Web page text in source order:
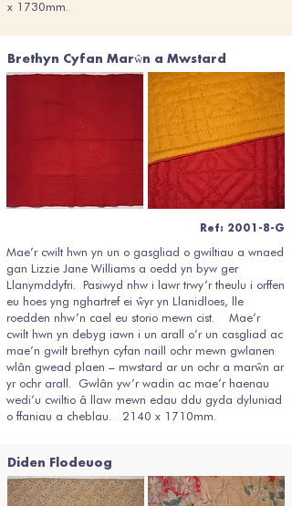
x 1730mm.
Brethyn Cyfan Marŵn a Mwstard
Ref: 2001-8-G
Mae’r cwilt hwn yn un o gasgliad o gwiltiau a wnaed
gan Lizzie Jane Williams a oedd yn byw ger
Llanymddyfri. Pasiwyd nhw i lawr trwy’r theulu i orffen
eu hoes yng nghartref ei ŵyr yn Llanidloes, lle
roedden nhw’n cael eu storio mewn cist. Mae’r
cwilt hwn yn debyg iawn i un arall o’r un casgliad ac
mae’n gwilt brethyn cyfan naill ochr mewn gwlanen
wlân gwead plaen – mwstard ar un ochr a marŵn ar
yr ochr arall. Gwlân yw’r wadin ac mae’r haenau
wedi’u cwiltio â llaw mewn edau ddu gyda dyluniad
o ffaniau a cheblau. 2140 x 1710mm.
Diden Flodeuog